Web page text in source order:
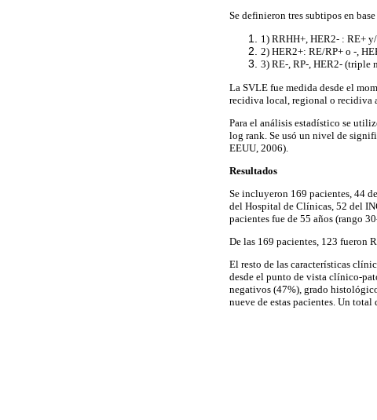
Se definieron tres subtipos en
1) RRHH+, HER2- : RE+
2) HER2+: RE/RP+ o -,
3) RE-, RP-, HER2- (triple
La SVLE fue medida desde el
recidiva local, regional o recidiva
Para el análisis estadístico se
log rank. Se usó un nivel de
EEUU, 2006).
Resultados
Se incluyeron 169 pacientes, 44
del Hospital de Clínicas, 52 del
pacientes fue de 55 años (rango
De las 169 pacientes, 123 fueron
El resto de las características
desde el punto de vista clínico-
negativos (47%), grado
nueve de estas pacientes. Un